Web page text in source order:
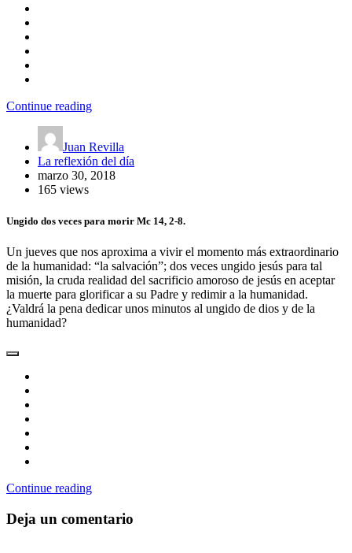
Continue reading
Juan Revilla
La reflexión del día
marzo 30, 2018
165 views
Ungido dos veces para morir Mc 14, 2-8.
Un jueves que nos aproxima a vivir el momento más extraordinario
de la humanidad: “la salvación”; dos veces ungido jesús para tal
misión, la cruda realidad del sacrificio amoroso de jesús en aceptar
la muerte para glorificar a su Padre y redimir a la humanidad.
¿Valdrá la pena dedicar unos minutos al ungido de dios y de la
humanidad?
Continue reading
Deja un comentario